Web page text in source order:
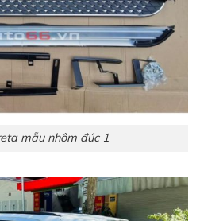
mẫu nhôm đúc 1